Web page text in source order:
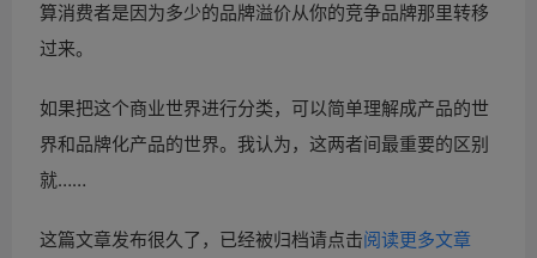
算消费者是因为多少的品牌溢价从你的竞争品牌那里转移
过来。
如果把这个商业世界进行分类，可以简单理解成产品的世
界和品牌化产品的世界。我认为，这两者间最重要的区别
就……
这篇文章发布很久了，已经被归档请点击阅读更多文章